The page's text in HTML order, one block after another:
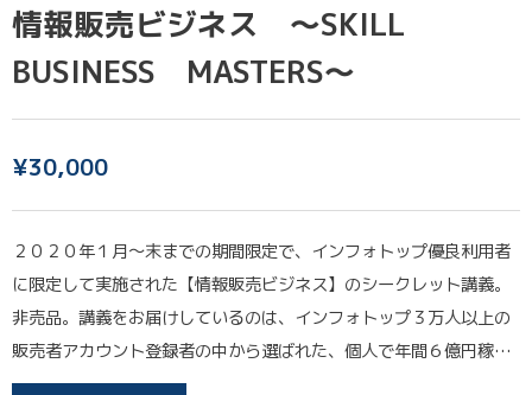
情報販売ビジネス 〜SKILL
BUSINESS MASTERS〜
¥30,000
２０２０年１月〜末までの期間限定で、インフォトップ優良利用者
に限定して実施された【情報販売ビジネス】のシークレット講義。
非売品。講義をお届けしているのは、インフォトップ３万人以上の
販売者アカウント登録者の中から選ばれた、個人で年間６億円稼…